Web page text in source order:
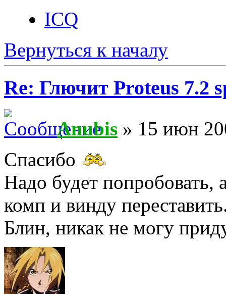
ICQ
Вернуться к началу
Re: Глючит Proteus 7.2
Anubis » 15 июн
Спасибо
Надо будет попробовать,
комп и винду
Блин, никак не могу